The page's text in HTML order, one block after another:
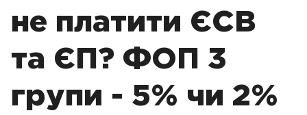
не платити ЄСВ
та ЄП? ФОП 3
групи - 5% чи 2%